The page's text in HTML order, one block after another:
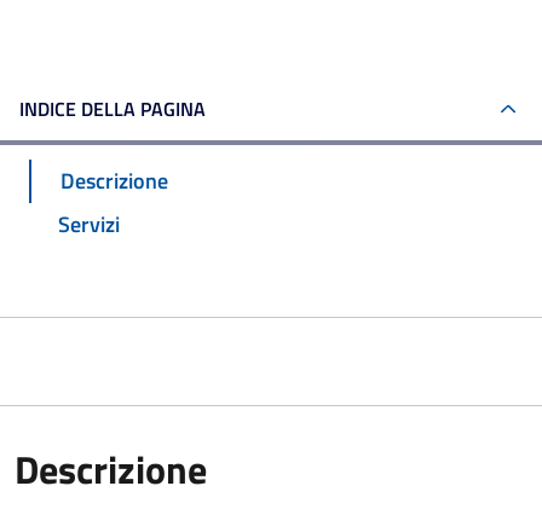
INDICE DELLA PAGINA
Descrizione
Servizi
Descrizione